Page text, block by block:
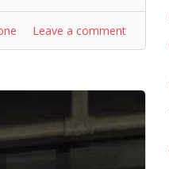
Leave a comment